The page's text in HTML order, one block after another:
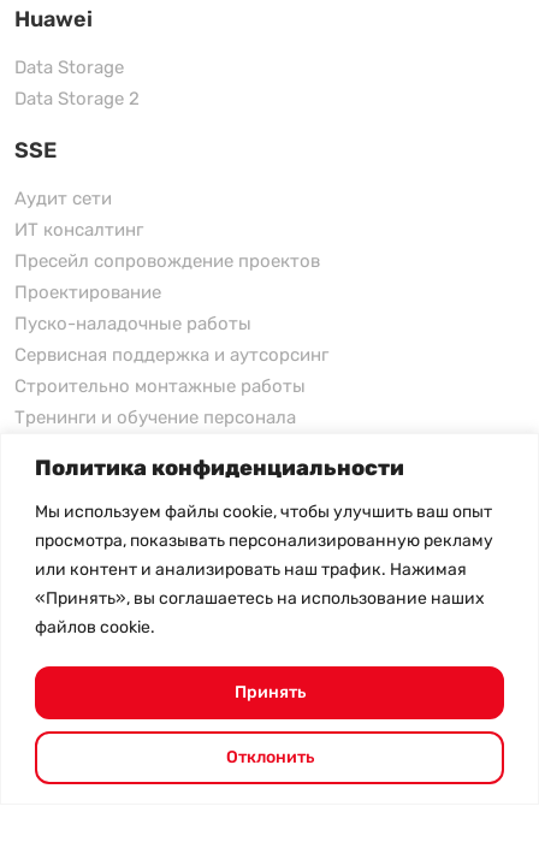
Политика конфиденциальности
Мы используем файлы cookie, чтобы улучшить ваш опыт
просмотра, показывать персонализированную рекламу
или контент и анализировать наш трафик. Нажимая
«Принять», вы соглашаетесь на использование наших
файлов cookie.
Отклонить
Принять
Huawei
Data Storage
Data Storage 2
SSE
Аудит сети
ИТ консалтинг
Пресейл сопровождение проектов
Проектирование
Пуско-наладочные работы
Сервисная поддержка и аутсорсинг
Строительно монтажные работы
Тренинги и обучение персонала
xFusion
xFusion
xFusion AI Solution
Цены на товары не являются публичной офертой и
- Политика конфиденциальности- Возврат товара
© 2026.SHANGHAI SYSTEM ENGINEERING.Все права
защищены.